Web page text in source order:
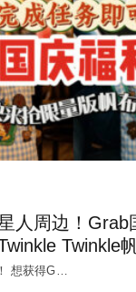
人周边！Grab
Twinkle
想获得G…